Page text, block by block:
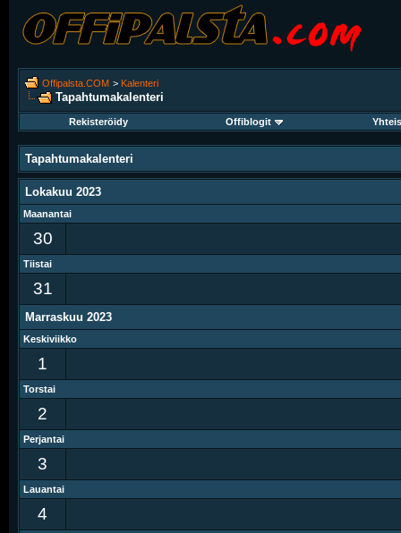
Offipalsta.COM > Kalenteri
Tapahtumakalenteri
Rekisteröidy Offiblogit
Tapahtumakalenteri
Lokakuu 2023
Maanantai
30
Tiistai
31
Marraskuu 2023
Keskiviikko
1
Torstai
2
Perjantai
3
Lauantai
4